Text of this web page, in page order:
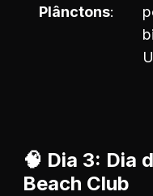
Plânctons
🧠 Dia 3: Dia
Beach Club